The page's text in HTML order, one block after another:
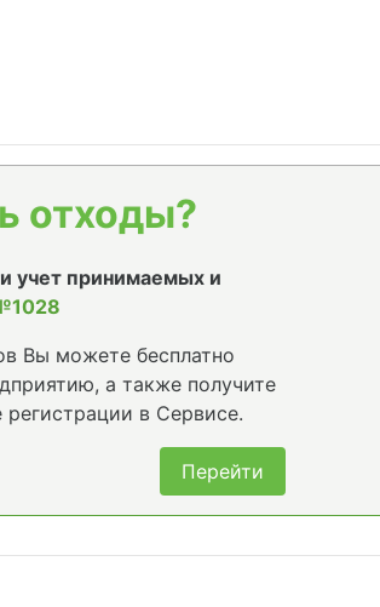
отходы?
учет принимаемых и
Вы можете бесплатно
а также получите
в Сервисе.
Перейти